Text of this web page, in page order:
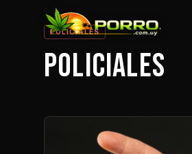
POLICIALES
POLICIALES